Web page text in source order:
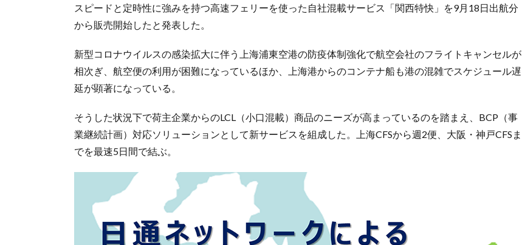
スピードと定時性に強みを持つ高速フェリーを使った自社混載サービス「関西特快」を9月18日出航分
から販売開始したと発表した。
新型コロナウイルスの感染拡大に伴う上海浦東空港の防疫体制強化で航空会社のフライトキャンセルが
相次ぎ、航空便の利用が困難になっているほか、上海港からのコンテナ船も港の混雑でスケジュール遅
延が顕著になっている。
そうした状況下で荷主企業からのLCL（小口混載）商品のニーズが高まっているのを踏まえ、BCP（事
業継続計画）対応ソリューションとして新サービスを組成した。上海CFSから週2便、大阪・神戸CFSま
でを最速5日間で結ぶ。